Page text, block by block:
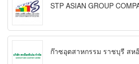
STP ASIAN GROUP
ก๊าซอุตสาหกรรม ราชบุรี สห